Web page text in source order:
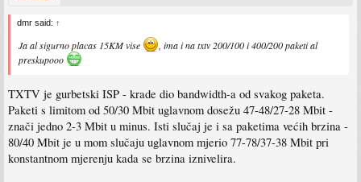
dmr said: ↑
Ja al sigurno placas 15KM vise
, ima i na txtv 200/100 i 400/200 paketi al
preskupooo
TXTV je gurbetski ISP - krade dio bandwidth-a od svakog paketa.
Paketi s limitom od 50/30 Mbit uglavnom dosežu 47-48/27-28 Mbit -
znači jedno 2-3 Mbit u minus. Isti slučaj je i sa paketima većih brzina -
80/40 Mbit je u mom slučaju uglavnom mjerio 77-78/37-38 Mbit pri
konstantnom mjerenju kada se brzina iznivelira.